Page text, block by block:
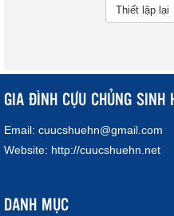
GIA ĐÌNH CỰU CHỦNG SINH
Email: cuucshuehn@gmail.com
Website: http://cuucshuehn.net
DANH MỤC